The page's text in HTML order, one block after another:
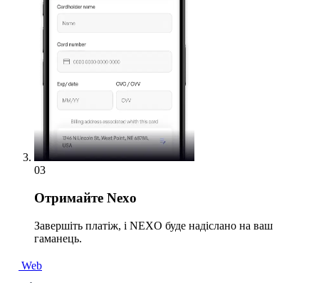
03
Отримайте Nexo
Завершіть платіж, і NEXO буде надіслано на ваш
гаманець.
Web